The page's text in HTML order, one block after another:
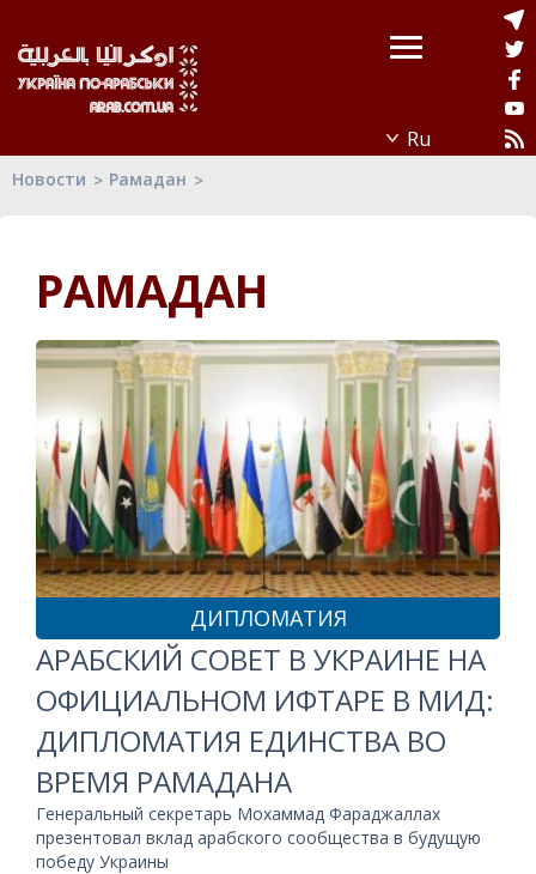
Новости Рамадан
РАМАДАН
ДИПЛОМАТИЯ
АРАБСКИЙ СОВЕТ В УКРАИНЕ НА
ОФИЦИАЛЬНОМ ИФТАРЕ В МИД:
ДИПЛОМАТИЯ ЕДИНСТВА ВО
ВРЕМЯ РАМАДАНА
Генеральный секретарь Мохаммад Фараджаллах
презентовал вклад арабского сообщества в будущую
победу Украины